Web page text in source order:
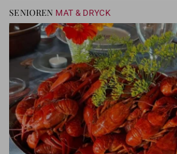
SENIOREN MAT & DRYCK